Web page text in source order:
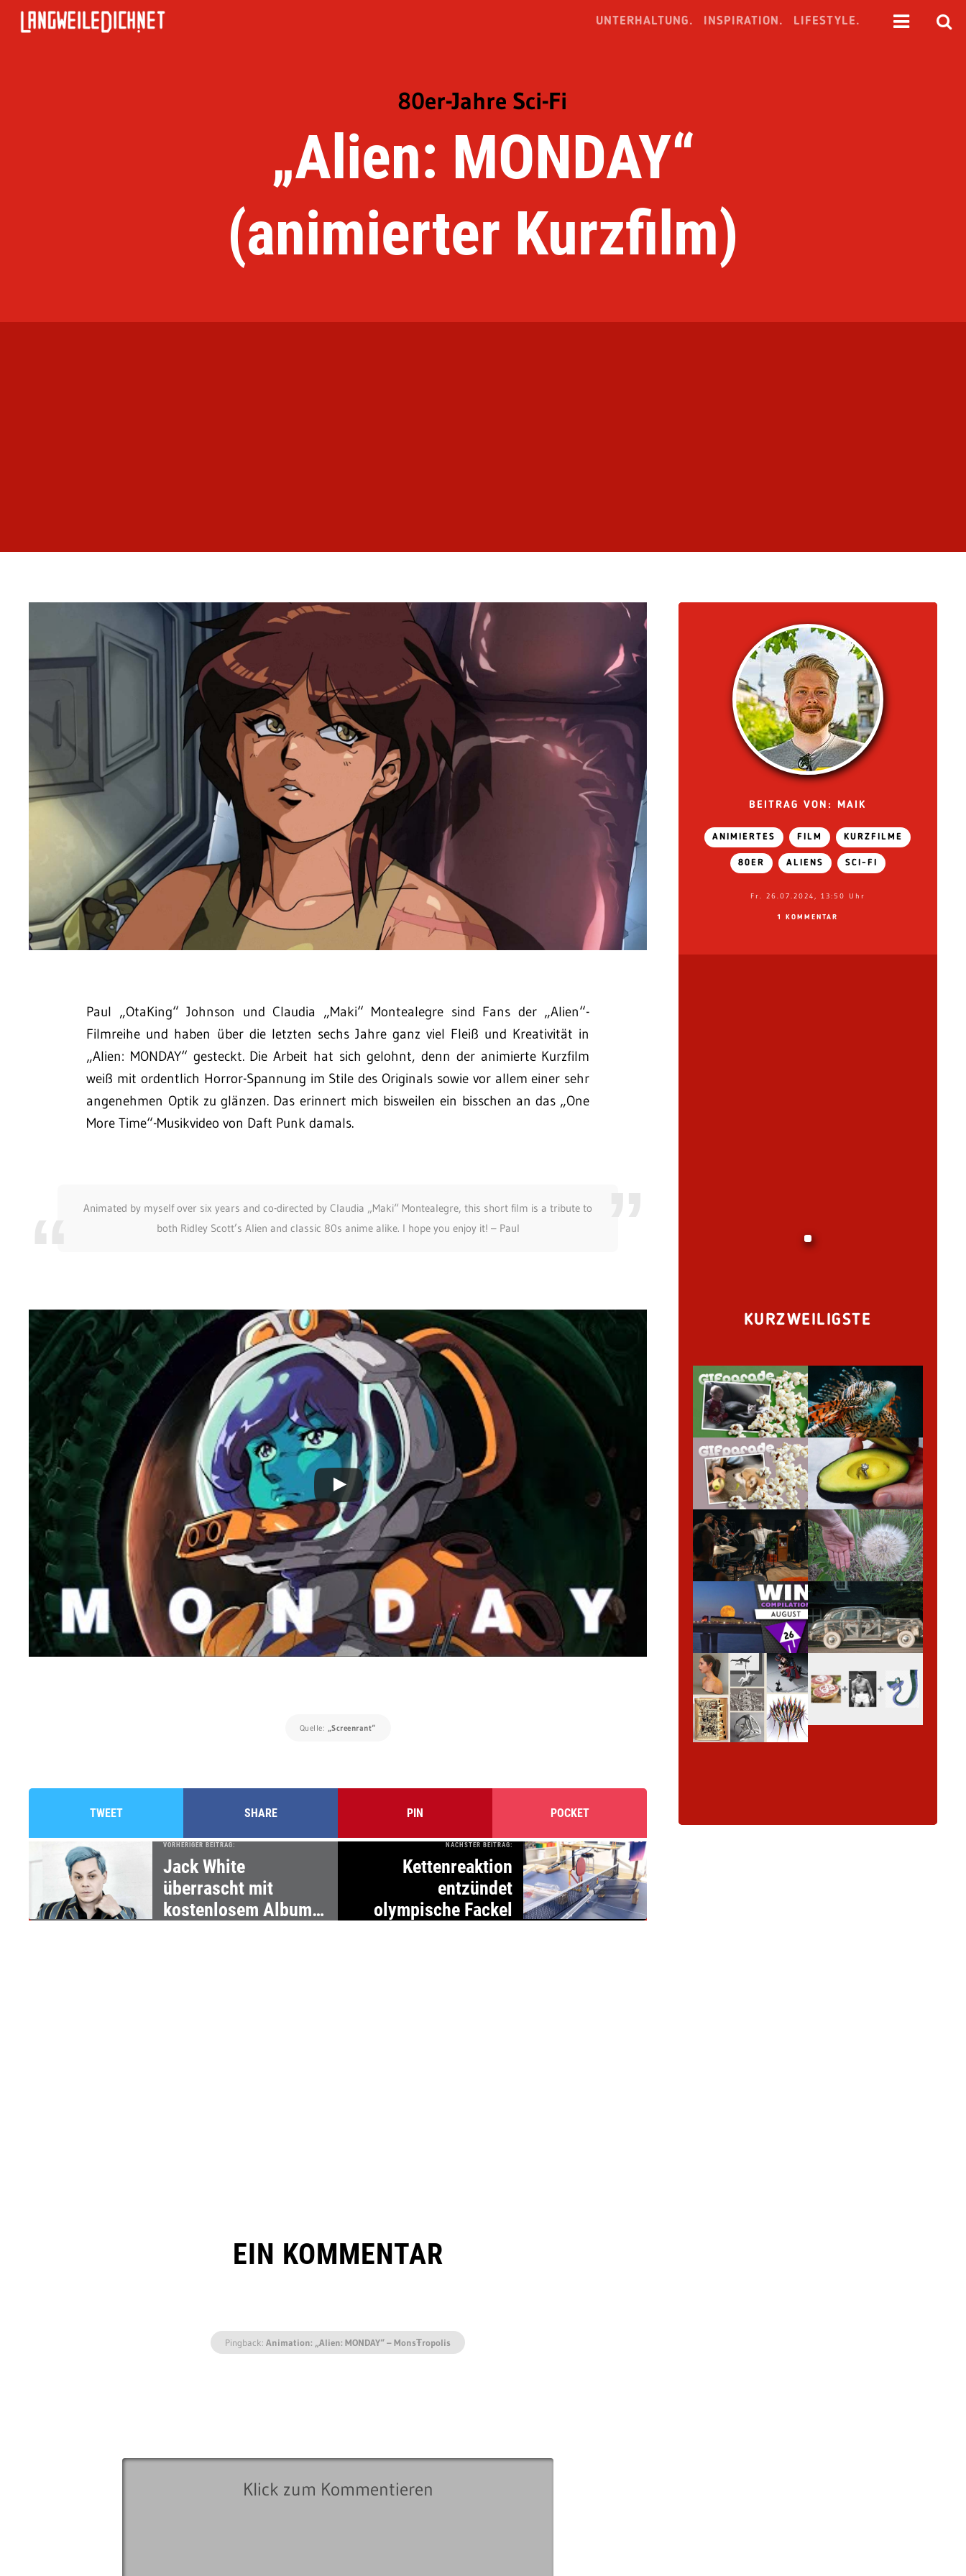
UNTERHALTUNG. INSPIRATION. LIFESTYLE.
80er-Jahre Sci-Fi
„Alien: MONDAY“
(animierter Kurzfilm)
Paul „OtaKing“ Johnson und Claudia „Maki“ Montealegre sind Fans der „Alien“-
Filmreihe und haben über die letzten sechs Jahre ganz viel Fleiß und Kreativität in
„Alien: MONDAY“ gesteckt. Die Arbeit hat sich gelohnt, denn der animierte Kurzfilm
weiß mit ordentlich Horror-Spannung im Stile des Originals sowie vor allem einer sehr
angenehmen Optik zu glänzen. Das erinnert mich bisweilen ein bisschen an das „One
More Time“-Musikvideo von Daft Punk damals.
Animated by myself over six years and co-directed by Claudia „Maki“ Montealegre, this short film is a tribute to
both Ridley Scott’s Alien and classic 80s anime alike. I hope you enjoy it! – Paul
Quelle: „Screenrant“
TWEET SHARE PIN POCKET
VORHERIGER BEITRAG:
Jack White
überrascht mit
kostenlosem Album
NÄCHSTER BEITRAG:
Kettenreaktion
entzündet
olympische Fackel
EIN KOMMENTAR
Pingback:Animation: „Alien: MONDAY“ – MonsŦropolis
BEITRAG VON: MAIK
ANIMIERTES FILM KURZFILME
80ER ALIENS SCI-FI
Fr. 26.07.2024, 13:50 Uhr
1 KOMMENTAR
KURZWEILIGSTE